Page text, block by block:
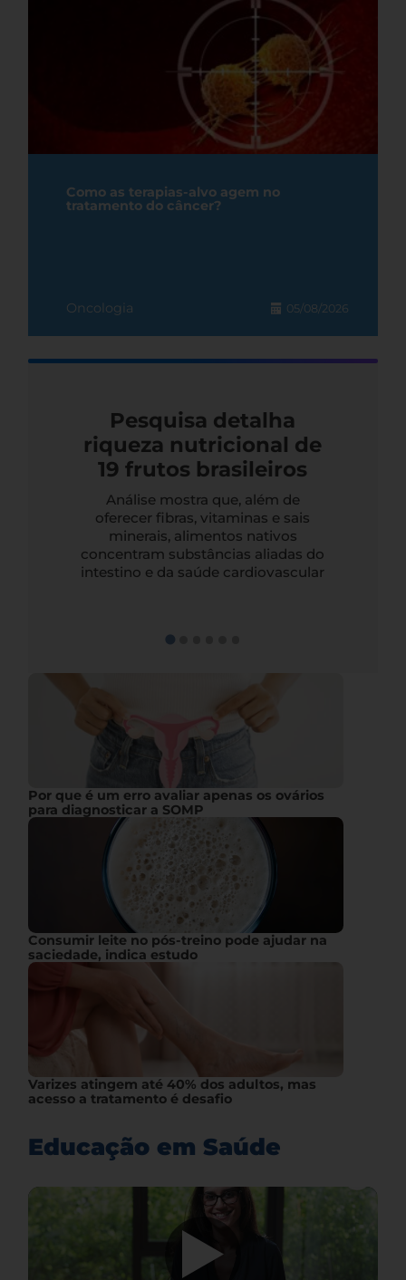
Como as terapias-alvo agem no
tratamento do câncer?
Oncologia 05/08/2026
Pesquisa detalha
riqueza nutricional de
19 frutos brasileiros
Análise mostra que, além de
oferecer fibras, vitaminas e sais
minerais, alimentos nativos
concentram substâncias aliadas do
intestino e da saúde cardiovascular
Por que é um erro avaliar apenas os ovários
para diagnosticar a SOMP
Consumir leite no pós-treino pode ajudar na
saciedade, indica estudo
Varizes atingem até 40% dos adultos, mas
acesso a tratamento é desafio
Educação em Saúde